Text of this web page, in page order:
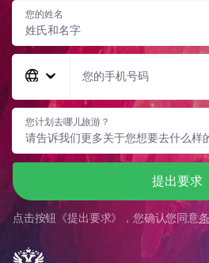
您的姓名
您的手机号码
您计划去哪儿旅游？
提出要求
点击按钮《提出要求》，您确认您同意